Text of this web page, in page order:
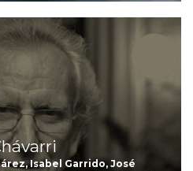
Isabel Garrido, José